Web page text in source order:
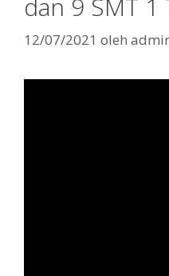
dan 9 SMT 1
12/07/2021 oleh